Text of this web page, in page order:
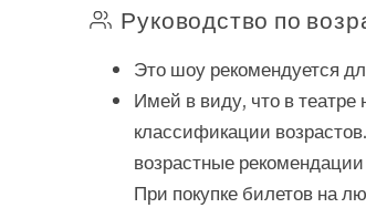
Руководство по
Это шоу рекомендуется
Имей в виду, что в театре
классификации
возрастные
При покупке билетов на